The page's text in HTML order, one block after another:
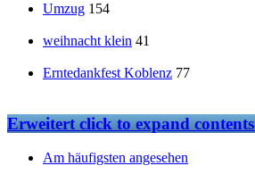
Umzug 154
weihnacht klein 41
Erntedankfest Koblenz 77
Erweitertclick to expand contents
Am häufigsten angesehen